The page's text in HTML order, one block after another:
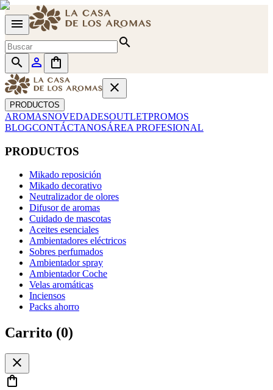
menu
search
search
person_outline
shopping_bag
close
PRODUCTOS
AROMASNOVEDADESOUTLETPROMOS
BLOGCONTÁCTANOSÁREA PROFESIONAL
PRODUCTOS
Mikado reposición
Mikado decorativo
Neutralizador de olores
Difusor de aromas
Cuidado de mascotas
Aceites esenciales
Ambientadores eléctricos
Sobres perfumados
Ambientador spray
Ambientador Coche
Velas aromáticas
Inciensos
Packs ahorro
Carrito (0)
close
shopping_bag